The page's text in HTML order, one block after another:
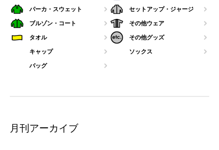
パーカ・スウェット セットアップ・ジャージ
ブルゾン・コート その他ウェア
タオル その他グッズ
キャップ ソックス
バッグ
月刊アーカイブ